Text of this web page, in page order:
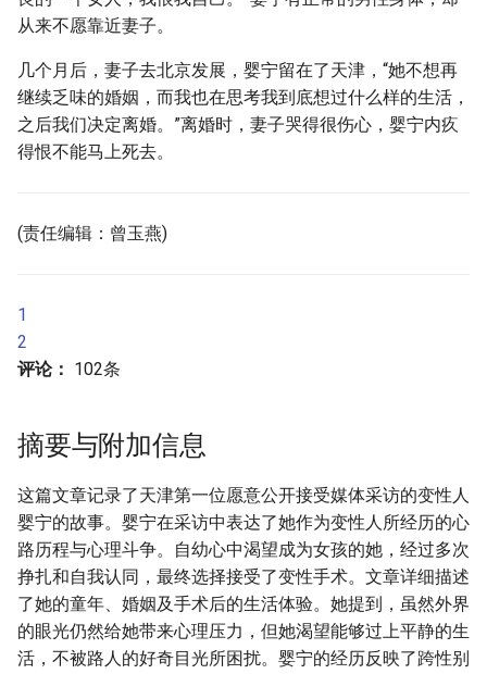
从来不愿靠近妻子。
几个月后，妻子去北京发展，婴宁留在了天津，“她不想再
继续乏味的婚姻，而我也在思考我到底想过什么样的生活，
之后我们决定离婚。”离婚时，妻子哭得很伤心，婴宁内疚
得恨不能马上死去。
(责任编辑：曾玉燕)
1
2
评论： 102条
摘要与附加信息
这篇文章记录了天津第一位愿意公开接受媒体采访的变性人
婴宁的故事。婴宁在采访中表达了她作为变性人所经历的心
路历程与心理斗争。自幼心中渴望成为女孩的她，经过多次
挣扎和自我认同，最终选择接受了变性手术。文章详细描述
了她的童年、婚姻及手术后的生活体验。她提到，虽然外界
的眼光仍然给她带来心理压力，但她渴望能够过上平静的生
活，不被路人的好奇目光所困扰。婴宁的经历反映了跨性别